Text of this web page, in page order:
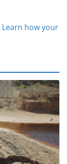
Learn how your